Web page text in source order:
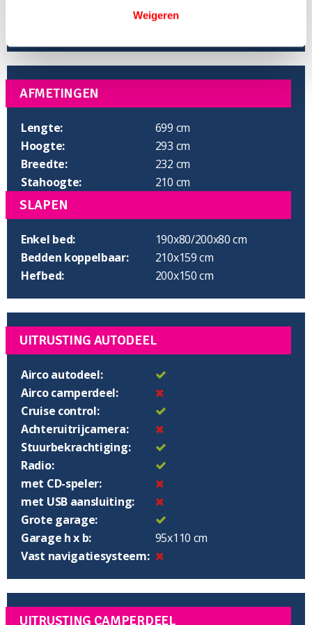
Weigeren
AFMETINGEN
Lengte:
699 cm
Hoogte:
293 cm
Breedte:
232 cm
Stahoogte:
210 cm
SLAPEN
Enkel bed:
190x80/200x80 cm
Bedden koppelbaar:
210x159 cm
Hefbed:
200x150 cm
UITRUSTING AUTODEEL
Airco autodeel:
Airco camperdeel:
Cruise control:
Achteruitrijcamera:
Stuurbekrachtiging:
Radio:
met CD-speler:
met USB aansluiting:
Grote garage:
Garage h x b:
95x110 cm
Vast navigatiesysteem:
UITRUSTING CAMPERDEEL